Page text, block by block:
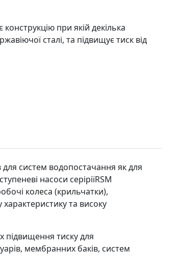
при якій декілька
сталі, та підвищує тиск від
для систем водопостачання як для
насоси серіріїRSM
колеса (крильчатки),
та високу
підвищення тиску для
мембранних баків, систем